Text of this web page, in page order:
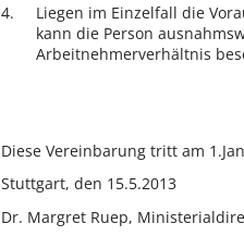
Liegen im Einzelfall die
kann die Person
Arbeitnehmerverhältnis
Diese Vereinbarung tritt am
Stuttgart, den 15.5.2013
Dr. Margret Ruep,